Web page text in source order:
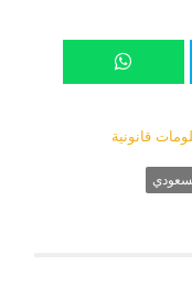
قانونية